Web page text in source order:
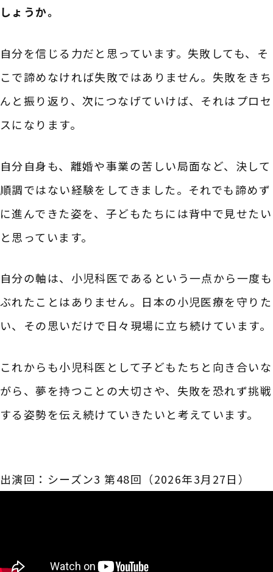
しょうか。
自分を信じる力だと思っています。失敗しても、そ
こで諦めなければ失敗ではありません。失敗をきち
んと振り返り、次につなげていけば、それはプロセ
スになります。
自分自身も、離婚や事業の苦しい局面など、決して
順調ではない経験をしてきました。それでも諦めず
に進んできた姿を、子どもたちには背中で見せたい
と思っています。
自分の軸は、小児科医であるという一点から一度も
ぶれたことはありません。日本の小児医療を守りた
い、その思いだけで日々現場に立ち続けています。
これからも小児科医として子どもたちと向き合いな
がら、夢を持つことの大切さや、失敗を恐れず挑戦
する姿勢を伝え続けていきたいと考えています。
出演回：シーズン3 第48回（2026年3月27日）